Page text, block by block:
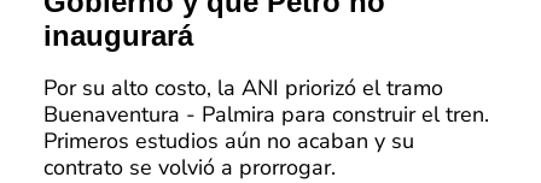
inaugurará
Por su alto costo, la ANI priorizó el tramo
Buenaventura - Palmira para construir el tren.
Primeros estudios aún no acaban y su
contrato se volvió a prorrogar.